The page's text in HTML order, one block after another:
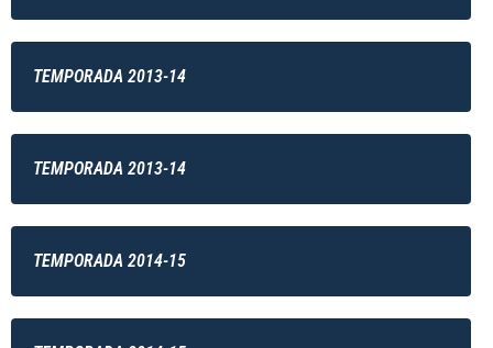
TEMPORADA 2013-14
TEMPORADA 2013-14
TEMPORADA 2014-15